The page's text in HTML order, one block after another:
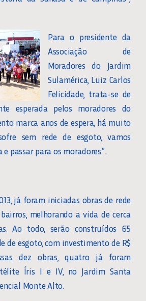
Para o presidente da
Associação de
Moradores do Jardim
Sulamérica, Luiz Carlos
Felicidade, trata-se de
esperada pelos moradores do
marca anos de espera, há muito
sem rede de esgoto, vamos
passar para os moradores”.
já foram iniciadas obras de rede
melhorando a vida de cerca
Ao todo, serão construídos 65
de esgoto, com investimento de R$
dez obras, quatro já foram
Íris I e IV, no Jardim Santa
Monte Alto.